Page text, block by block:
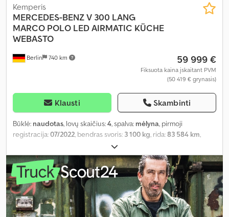
Berlin 740 km
Kemperis
MERCEDES-BENZV 300 LANG
MARCO POLO LED AIRMATIC KÜCHE
WEBASTO
59 999 €
Fiksuota kaina įskaitant PVM
(50 419 € grynasis)
Klausti Skambinti
Būklė: naudotas, lovų skaičius:4, spalva: mėlyna, pirmoji
registracija:07/2022, bendras svoris: 3 100 kg, rida:83 584 km,
, kuro tipas:
automatinis, emisijos klasė:Euro 6, Įranga:ABS, autonominis
šildytuvas, centrinis užraktas, elektroninė stabilumo programa
(ESP), naudoto automobilio garantija, navigacijos sistema, oro
kondicionavimas, suodžių filtras